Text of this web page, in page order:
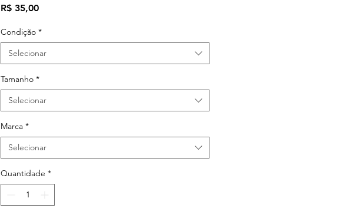
R$ 35,00Preço
Condição *
Selecionar
Tamanho *
Selecionar
Marca *
Selecionar
Quantidade *